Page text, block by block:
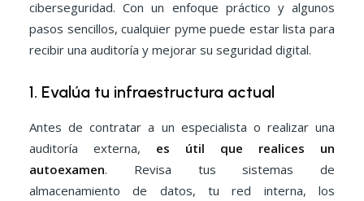
ciberseguridad. Con un enfoque práctico y algunos
pasos sencillos, cualquier pyme puede estar lista para
recibir una auditoría y mejorar su seguridad digital.
1. Evalúa tu infraestructura actual
Antes de contratar a un especialista o realizar una
auditoría externa, es útil que realices un
autoexamen. Revisa tus sistemas de
almacenamiento de datos, tu red interna, los